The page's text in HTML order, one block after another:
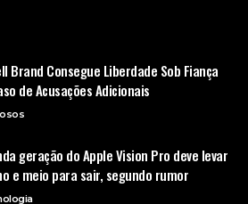
Brand Consegue Liberdade Sob Fiança
de Acusações Adicionais
geração do Apple Vision Pro deve levar
e meio para sair, segundo rumor